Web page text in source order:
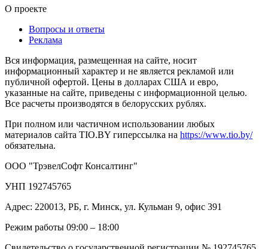
О проекте
Вопросы и ответы
Реклама
Вся информация, размещенная на сайте, носит
информационный характер и не является рекламой или
публичной офертой. Цены в долларах США и евро,
указанные на сайте, приведены с информационной целью.
Все расчеты производятся в белорусских рублях.
При полном или частичном использовании любых
материалов сайта TIO.BY гиперссылка на https://www.tio.by/
обязательна.
ООО "ТрэвелСофт Консалтинг"
УНП 192745765
Адрес: 220013, РБ, г. Минск, ул. Кульман 9, офис 391
Режим работы 09:00 – 18:00